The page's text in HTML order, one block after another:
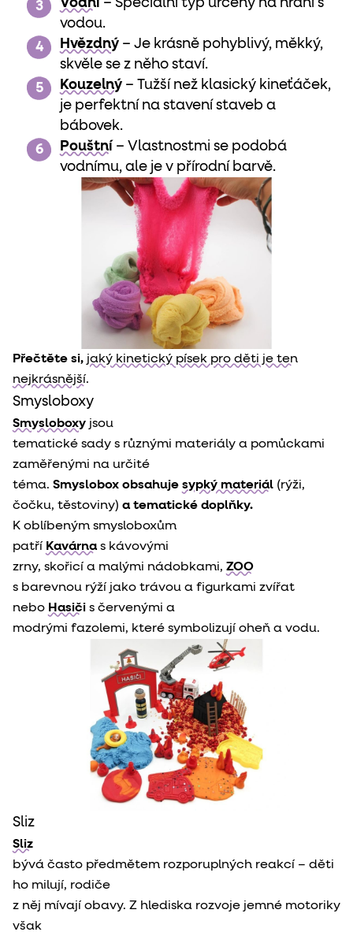
vodou.
Hvězdný – Je krásně pohyblivý, měkký,
skvěle se z něho staví.
Kouzelný – Tužší než klasický kineťáček,
je perfektní na stavení staveb a
bábovek.
Pouštní – Vlastnostmi se podobá
vodnímu, ale je v přírodní barvě.
Přečtěte si, jaký kinetický písek pro děti je ten
nejkrásnější.
Smysloboxy
Smysloboxy jsou
tematické sady s různými materiály a pomůckami
zaměřenými na určité
téma. Smyslobox obsahuje sypký materiál (rýži,
čočku, těstoviny) a tematické doplňky.
K oblíbeným smysloboxům
patří Kavárna s kávovými
zrny, skořicí a malými nádobkami, ZOO
s barevnou rýží jako trávou a figurkami zvířat
nebo Hasiči s červenými a
modrými fazolemi, které symbolizují oheň a vodu.
Sliz
Sliz
bývá často předmětem rozporuplných reakcí – děti
ho milují, rodiče
z něj mívají obavy. Z hlediska rozvoje jemné motoriky